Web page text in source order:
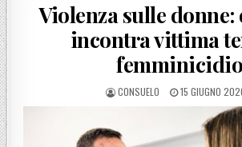
Violenza sulle
incontra vittima
femminicidio
POSTED BY
CONSUELO POSTED ON
15 GIUGNO